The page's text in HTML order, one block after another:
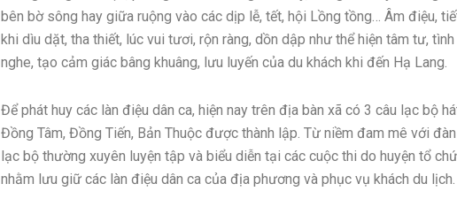
bên bờ sông hay giữa ruộng vào các dịp lễ, tết, hội Lồng tồng… Âm điệu,
khi dìu dặt, tha thiết, lúc vui tươi, rộn ràng, dồn dập như thể hiện tâm tư,
nghe, tạo cảm giác bâng khuâng, lưu luyến của du khách khi đến Hạ Lang.
Để phát huy các làn điệu dân ca, hiện nay trên địa bàn xã có 3 câu lạc bộ
Đồng Tâm, Đồng Tiến, Bản Thuộc được thành lập. Từ niềm đam mê với
lạc bộ thường xuyên luyện tập và biểu diễn tại các cuộc thi do huyện tổ
nhằm lưu giữ các làn điệu dân ca của địa phương và phục vụ khách du lịch.